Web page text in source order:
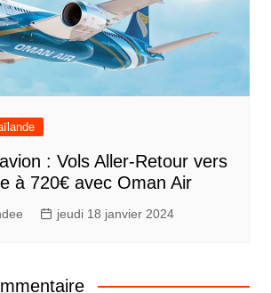
: Vols Aller-Retour vers
à 720€ avec Oman Air
jeudi 18 janvier 2024